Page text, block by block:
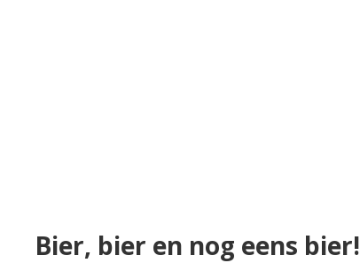
Bier, bier en nog eens bier!